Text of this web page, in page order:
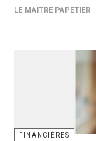
LE MAITRE PAPETIER
FINANCIÈRES